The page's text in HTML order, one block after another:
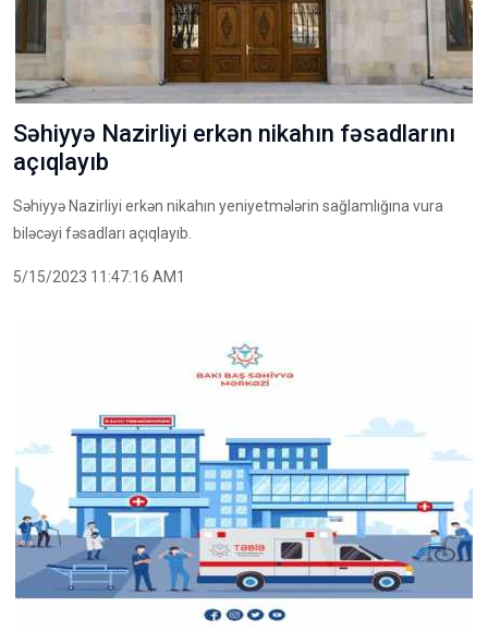
Səhiyyə Nazirliyi erkən nikahın fəsadlarını
açıqlayıb
Səhiyyə Nazirliyi erkən nikahın yeniyetmələrin sağlamlığına vura
biləcəyi fəsadları açıqlayıb.
5/15/2023 11:47:16 AM1